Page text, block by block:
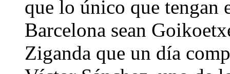
que lo único que
Barcelona sean
Ziganda que un día